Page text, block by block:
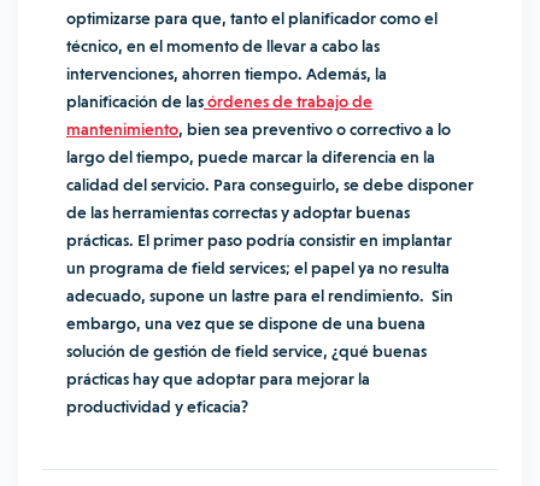
optimizarse para que, tanto el planificador como el
técnico, en el momento de llevar a cabo las
intervenciones, ahorren tiempo. Además, la
planificación de lasórdenes de trabajo de
mantenimiento, bien sea preventivo o correctivo a lo
largo del tiempo, puede marcar la diferencia en la
calidad del servicio. Para conseguirlo, se debe disponer
de las herramientas correctas y adoptar buenas
prácticas. El primer paso podría consistir en implantar
un programa de field services; el papel ya no resulta
adecuado, supone un lastre para el rendimiento. Sin
embargo, una vez que se dispone de una buena
solución de gestión de field service, ¿qué buenas
prácticas hay que adoptar para mejorar la
productividad y eficacia?